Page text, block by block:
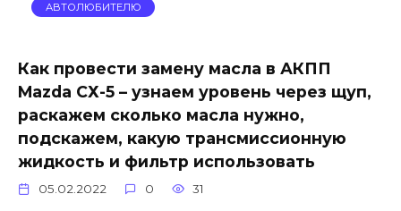
АВТОЛЮБИТЕЛЮ
Как провести замену масла в АКПП
Mazda СХ-5 – узнаем уровень через щуп,
раскажем сколько масла нужно,
подскажем, какую трансмиссионную
жидкость и фильтр использовать
05.02.2022 0 31